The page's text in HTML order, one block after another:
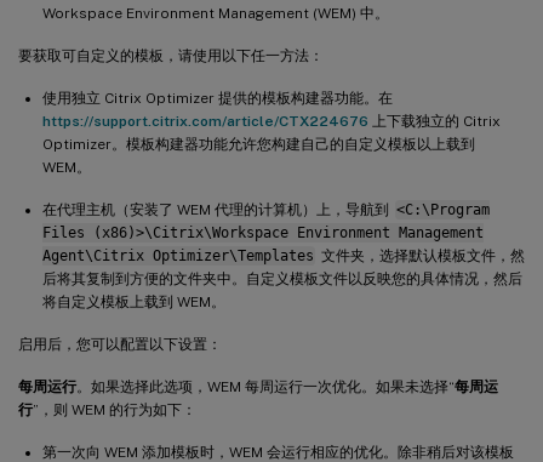
Workspace Environment Management (WEM) 中。
要获取可自定义的模板，请使用以下任一方法：
使用独立 Citrix Optimizer 提供的模板构建器功能。在
https://support.citrix.com/article/CTX224676 上下载独立的 Citrix
Optimizer。模板构建器功能允许您构建自己的自定义模板以上载到
WEM。
在代理主机（安装了 WEM 代理的计算机）上，导航到 <C:\Program
Files (x86)>\Citrix\Workspace Environment Management
Agent\Citrix Optimizer\Templates 文件夹，选择默认模板文件，然
后将其复制到方便的文件夹中。自定义模板文件以反映您的具体情况，然后
将自定义模板上载到 WEM。
启用后，您可以配置以下设置：
每周运行。如果选择此选项，WEM 每周运行一次优化。如果未选择“每周运
行”，则 WEM 的行为如下：
第一次向 WEM 添加模板时，WEM 会运行相应的优化。除非稍后对该模板